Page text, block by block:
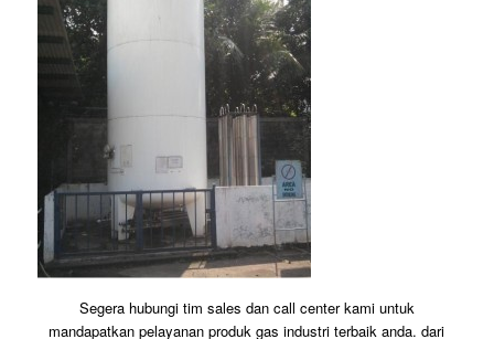
Segera hubungi tim sales dan call center kami untuk
mandapatkan pelayanan produk gas industri terbaik anda. dari